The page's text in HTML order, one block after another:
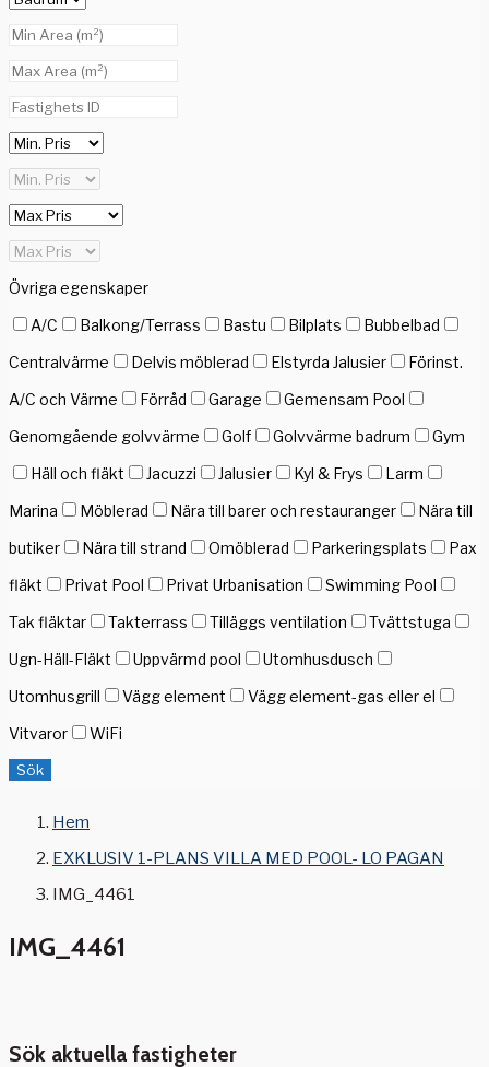
Övriga egenskaper
A/C
Balkong/Terrass Bastu Bilplats
Bubbelbad
Centralvärme
Delvis möblerad Elstyrda Jalusier
Förinst.
A/C och Värme
Förråd Garage
Gemensam Pool
Genomgående golvvärme
Golf Golvvärme badrum
Gym
Häll och fläkt
Jacuzzi Jalusier Kyl & Frys
Larm
Marina
Möblerad Nära till barer och restauranger
Nära till
butiker
Nära till strand Omöblerad Parkeringsplats
Pax
fläkt
Privat Pool Privat Urbanisation
Swimming Pool
Tak fläktar
Takterrass Tilläggs ventilation
Tvättstuga
Ugn-Häll-Fläkt
Uppvärmd pool
Utomhusdusch
Utomhusgrill
Vägg element
Vägg element-gas eller el
Vitvaror
WiFi
Sök
Hem
EXKLUSIV 1-PLANS VILLA MED POOL- LO PAGAN
IMG_4461
IMG_4461
Sök aktuella fastigheter